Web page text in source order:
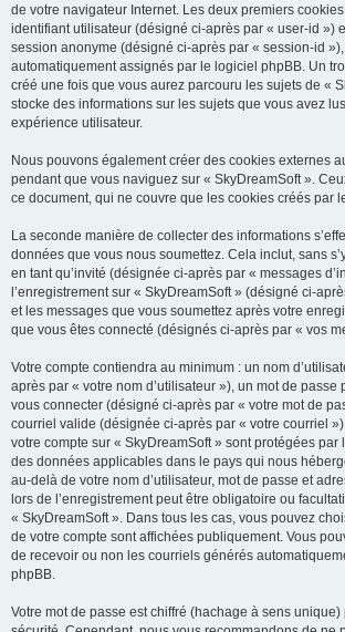
de votre navigateur Internet. Les deux premiers
identifiant utilisateur (désigné ci-après par « user-id »)
session anonyme (désigné ci-après par « session-id
automatiquement assignés par le logiciel phpBB. Un
créé une fois que vous aurez parcouru les sujets de «
stocke des informations sur les sujets que vous avez
expérience utilisateur.
Nous pouvons également créer des cookies externes
pendant que vous naviguez sur « SkyDreamSoft ».
ce document, qui ne couvre que les cookies créés par
La seconde manière de collecter des informations
données que vous nous soumettez. Cela inclut, sans
en tant qu’invité (désignée ci-après par « messages
l’enregistrement sur « SkyDreamSoft » (désigné ci-
et les messages que vous soumettez après votre
que vous êtes connecté (désignés ci-après par « vos
Votre compte contiendra au minimum : un nom
après par « votre nom d’utilisateur »), un mot de
vous connecter (désigné ci-après par « votre mot de
courriel valide (désignée ci-après par « votre courriel
votre compte sur « SkyDreamSoft » sont protégées par
des données applicables dans le pays qui nous
au-delà de votre nom d’utilisateur, mot de passe et
lors de l’enregistrement peut être obligatoire ou
« SkyDreamSoft ». Dans tous les cas, vous pouvez
de votre compte sont affichées publiquement. Vous
de recevoir ou non les courriels générés
phpBB.
Votre mot de passe est chiffré (hachage à sens